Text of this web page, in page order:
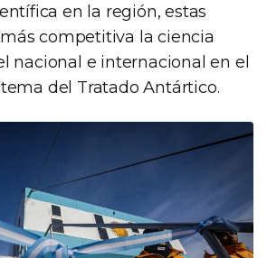
en la región, estas
competitiva la ciencia
nacional e internacional en el
del Tratado Antártico.